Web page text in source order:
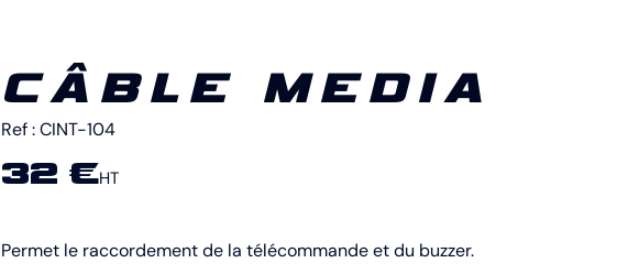
CÂBLE MEDIA
Ref :CINT-104
32 €HT
Permet le raccordement de la télécommande et du buzzer.